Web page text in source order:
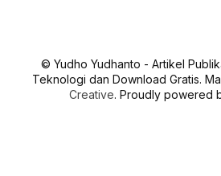
© Yudho Yudhanto - Artikel
Teknologi dan Download Gratis.
Creative. Proudly powered